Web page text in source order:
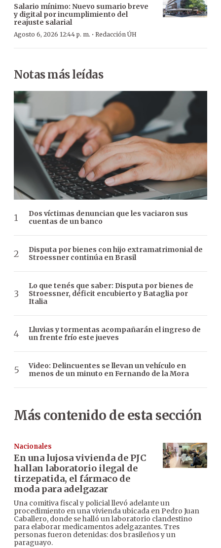
Salario mínimo: Nuevo sumario breve
y digital por incumplimiento del
reajuste salarial
Agosto 6, 2026 12:44 p. m. · Redacción ÚH
Notas más leídas
Dos víctimas denuncian que les vaciaron sus
cuentas de un banco
Disputa por bienes con hijo extramatrimonial de
Stroessner continúa en Brasil
Lo que tenés que saber: Disputa por bienes de
Stroessner, déficit encubierto y Bataglia por
Italia
Lluvias y tormentas acompañarán el ingreso de
un frente frío este jueves
Video: Delincuentes se llevan un vehículo en
menos de un minuto en Fernando de la Mora
Más contenido de esta sección
Nacionales
En una lujosa vivienda de PJC
hallan laboratorio ilegal de
tirzepatida, el fármaco de
moda para adelgazar
Una comitiva fiscal y policial llevó adelante un
procedimiento en una vivienda ubicada en Pedro Juan
Caballero, donde se halló un laboratorio clandestino
para elaborar medicamentos adelgazantes. Tres
personas fueron detenidas: dos brasileños y un
paraguayo.